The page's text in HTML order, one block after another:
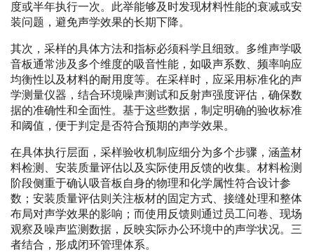
度或半年执行一次。此举能够及时发现材料性能的衰减或安
装问题，避免声学效果的长期下降。
其次，采样的具体方法和指标必须科学且细致。多维声学吸
音板通常涉及多个维度的吸音性能，如吸声系数、频率响应
均衡性以及材料的耐用度等。在采样时，应采用标准化的声
学测量仪器，结合环境噪声测试和反射声强度评估，确保数
据的准确性和全面性。基于这些数据，制定明确的验收标准
和阈值，便于判定是否符合预期的声学效果。
在具体执行层面，采样验收机制应细分为多个步骤，涵盖材
料检测、安装质量评估以及实际使用反馈的收集。材料检测
阶段侧重于确认吸音板自身的物理和化学属性符合设计参
数；安装质量评估则关注板材的固定方式、接缝处理和整体
布局对声学效果的影响；而使用反馈则通过员工问卷、现场
观察及噪声监测数据，反映实际办公环境中的声学状况。三
者结合，形成闭环管理体系。